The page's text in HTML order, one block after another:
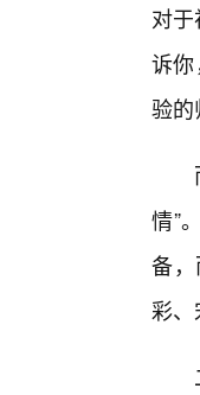
对
诉
验
情”
备
彩